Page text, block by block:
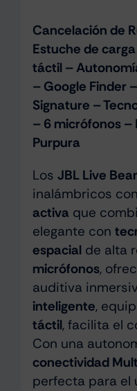
Cancelación de
Estuche de
táctil –
– Google Finder
Signature –
– 6 micrófonos –
Purpura
Los JBL Live
inalámbricos con
activa que
elegante con
espacial de alta
micrófonos,
auditiva
inteligente,
táctil, facilita el
Con una
conectividad
perfecta para el